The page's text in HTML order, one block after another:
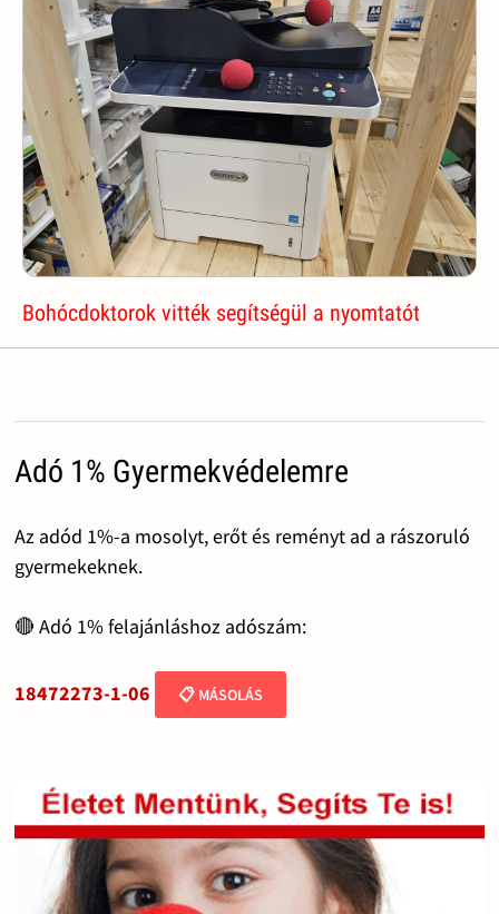
Bohócdoktorok vitték segítségül a nyomtatót
Adó 1% Gyermekvédelemre
Az adód 1%-a mosolyt, erőt és reményt ad a rászoruló
gyermekeknek.
🔴 Adó 1% felajánláshoz adószám:
18472273-1-06 📋 MÁSOLÁS